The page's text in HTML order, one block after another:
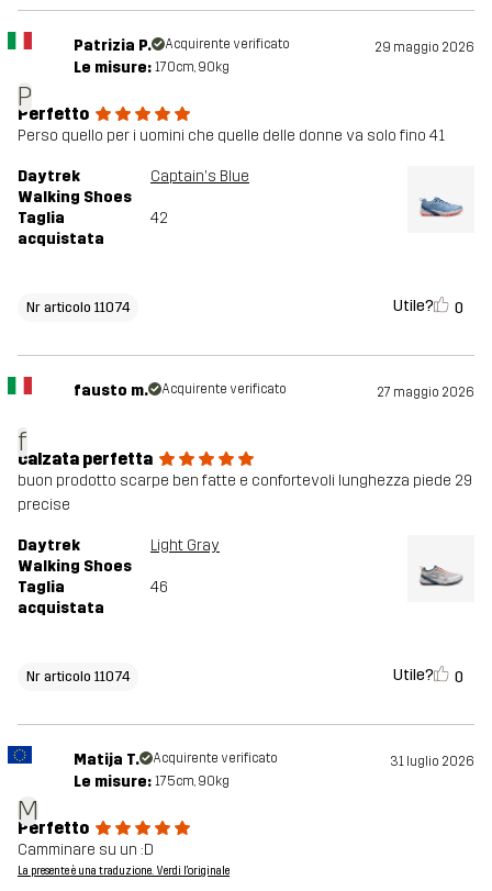
P
Patrizia P. Acquirente verificato 29 maggio 2026
Le misure: 170cm, 90kg
Perfetto
Perso quello per i uomini che quelle delle donne va solo fino 41
Daytrek
Walking Shoes
Captain's Blue
Taglia
acquistata
42
Nr articolo 11074 Utile? 0
f
fausto m. Acquirente verificato 27 maggio 2026
calzata perfetta
buon prodotto scarpe ben fatte e confortevoli lunghezza piede 29
precise
Daytrek
Walking Shoes
Light Gray
Taglia
acquistata
46
Nr articolo 11074 Utile? 0
M
Matija T. Acquirente verificato 31 luglio 2026
Le misure: 175cm, 90kg
Perfetto
Camminare su un :D
La presente è una traduzione. Verdi l'originale